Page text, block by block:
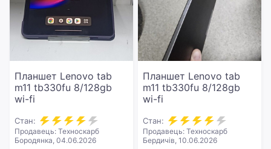
Планшет Lenovo tab
m11 tb330fu 8/128gb
wi-fi
Стан:
Продавець: Техноскарб
Бородянка, 04.06.2026
Планшет Lenovo tab
m11 tb330fu 8/128gb
wi-fi
Стан:
Продавець: Техноскарб
Бердичів, 10.06.2026